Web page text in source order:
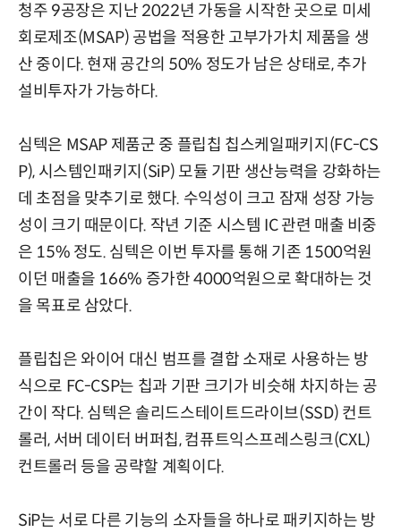
청주 9공장은 지난 2022년 가동을 시작한 곳으로 미세
회로제조(MSAP) 공법을 적용한 고부가가치 제품을 생
산 중이다. 현재 공간의 50% 정도가 남은 상태로, 추가
설비투자가 가능하다.
심텍은 MSAP 제품군 중 플립칩 칩스케일패키지(FC-CS
P), 시스템인패키지(SiP) 모듈 기판 생산능력을 강화하는
데 초점을 맞추기로 했다. 수익성이 크고 잠재 성장 가능
성이 크기 때문이다. 작년 기준 시스템 IC 관련 매출 비중
은 15% 정도. 심텍은 이번 투자를 통해 기존 1500억원
이던 매출을 166% 증가한 4000억원으로 확대하는 것
을 목표로 삼았다.
플립칩은 와이어 대신 범프를 결합 소재로 사용하는 방
식으로 FC-CSP는 칩과 기판 크기가 비슷해 차지하는 공
간이 작다. 심텍은 솔리드스테이트드라이브(SSD) 컨트
롤러, 서버 데이터 버퍼칩, 컴퓨트익스프레스링크(CXL)
컨트롤러 등을 공략할 계획이다.
SiP는 서로 다른 기능의 소자들을 하나로 패키지하는 방